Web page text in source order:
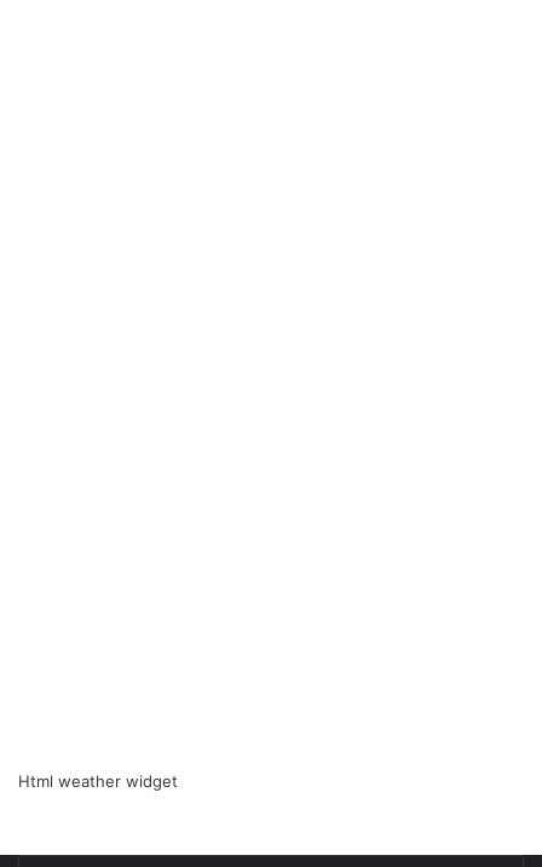
Html weather widget